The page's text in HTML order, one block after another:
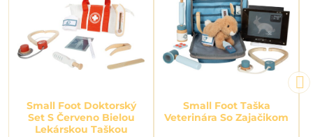
Small Foot Doktorský
Set S Červeno Bielou
Lekárskou Taškou
Small Foot Taška
Veterinára So Zajačikom